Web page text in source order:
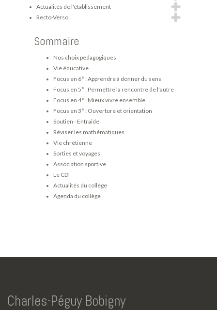
Actualités de l'établissement
Recto-Verso
Sommaire
Nos choix pédagogiques
Vie éducative
Focus en 6° : Apprendre à donner du sens
Focus en 5° : Permettre la rencontre de l'autre
Focus en 4° : Mieux vivre ensemble
Focus en 3° : Ouverture et orientation
Soutien - Entraide
Réviser les mathématiques
Vie chrétienne
Sorties et voyages
Association sportive
Le CDI
Actualités du collège
Agenda du collège
Charles-Péguy Bobigny